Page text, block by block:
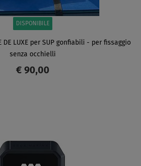
DISPONIBILE
DE LUXE per SUP gonfiabili - per fissaggio
senza occhielli
€ 90,00